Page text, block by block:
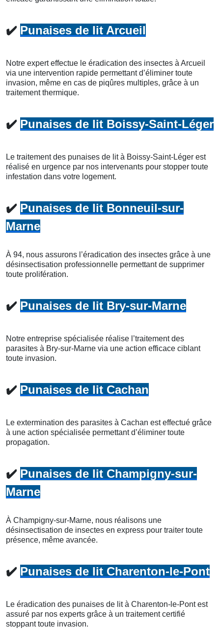
✔️ Punaises de lit Arcueil
Notre expert effectue le éradication des insectes à Arcueil
via une intervention rapide permettant d’éliminer toute
invasion, même en cas de piqûres multiples, grâce à un
traitement thermique.
✔️ Punaises de lit Boissy-Saint-Léger
Le traitement des punaises de lit à Boissy-Saint-Léger est
réalisé en urgence par nos intervenants pour stopper toute
infestation dans votre logement.
✔️ Punaises de lit Bonneuil-sur-
Marne
À 94, nous assurons l’éradication des insectes grâce à une
désinsectisation professionnelle permettant de supprimer
toute prolifération.
✔️ Punaises de lit Bry-sur-Marne
Notre entreprise spécialisée réalise l’traitement des
parasites à Bry-sur-Marne via une action efficace ciblant
toute invasion.
✔️ Punaises de lit Cachan
Le extermination des parasites à Cachan est effectué grâce
à une action spécialisée permettant d’éliminer toute
propagation.
✔️ Punaises de lit Champigny-sur-
Marne
À Champigny-sur-Marne, nous réalisons une
désinsectisation de insectes en express pour traiter toute
présence, même avancée.
✔️ Punaises de lit Charenton-le-Pont
Le éradication des punaises de lit à Charenton-le-Pont est
assuré par nos experts grâce à un traitement certifié
stoppant toute invasion.